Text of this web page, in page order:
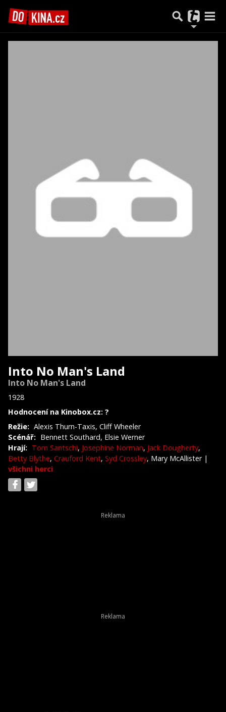
Into No Man's Land
Into No Man's Land
1928
Hodnocení na Kinobox.cz: ?
Režie: Alexis Thurn-Taxis, Cliff Wheeler
Scénář: Bennett Southard, Elsie Werner
Hrají: Tom Santschi, Josephine Norman, Jack Dougherty,
Betty Blythe, Crauford Kent, Syd Crossley, Mary McAllister |
všichni herci